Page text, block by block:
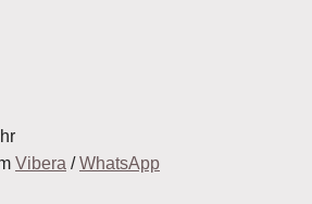
Vibera /WhatsApp